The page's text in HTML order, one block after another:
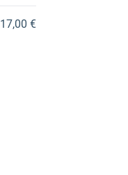
17,00 €